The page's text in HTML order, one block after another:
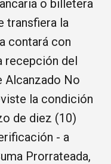
o billetera
transfiera la
contará con
recepción del
No
la condición
de diez (10)
- a
Prorrateada,